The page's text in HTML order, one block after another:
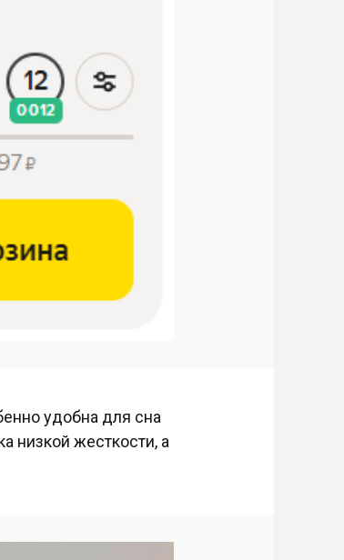
удобна для сна
низкой жесткости, а